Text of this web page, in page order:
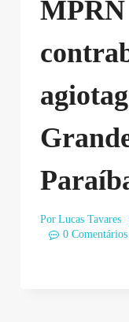
MPRN
Por Lucas Tavares
0 Comentários